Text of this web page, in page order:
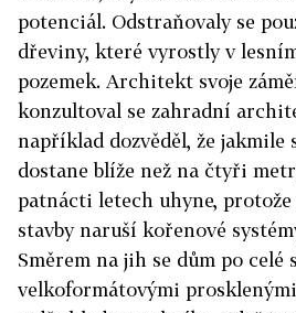
potenciál. Odstraňovaly se
dřeviny, které vyrostly v
pozemek. Architekt svoje
konzultoval se zahradní
například dozvěděl, že jakmile
dostane blíže než na čtyři
patnácti letech uhyne,
stavby naruší kořenové
Směrem na jih se dům po celé
velkoformátovými